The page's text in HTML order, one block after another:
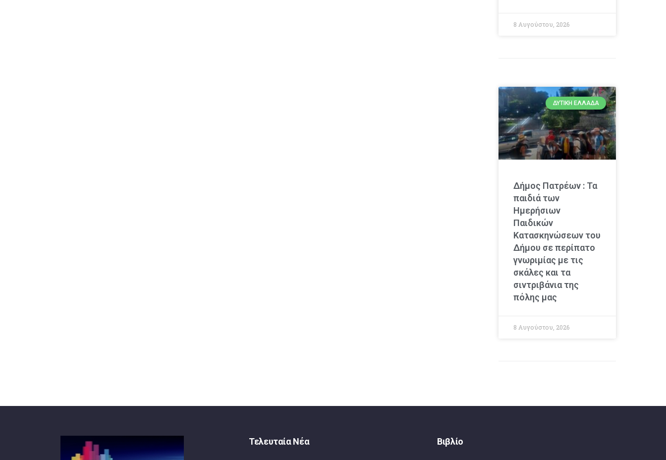
8 Αυγούστου, 2026
ΔΥΤΙΚΉ ΕΛΛΆΔΑ
Δήμος Πατρέων : Τα
παιδιά των
Ημερήσιων
Παιδικών
Κατασκηνώσεων του
Δήμου σε περίπατο
γνωριμίας με τις
σκάλες και τα
σιντριβάνια της
πόλης μας
8 Αυγούστου, 2026
Τελευταία Νέα Βιβλίο